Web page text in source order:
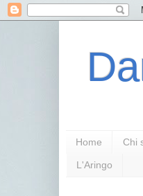
Home Chi
L'Aringo